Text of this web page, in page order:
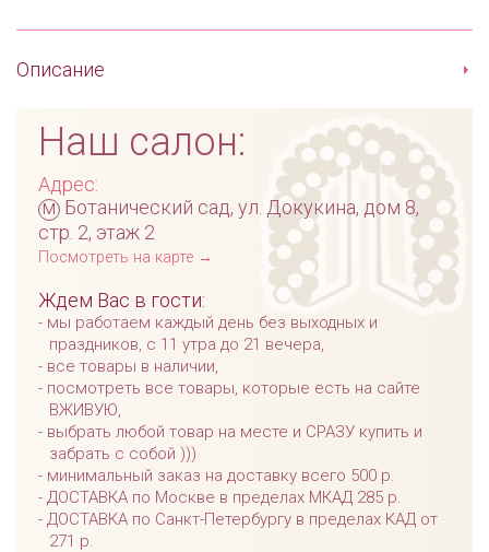
Описание
Наш салон:
Адрес:
м Ботанический сад, ул. Докукина, дом 8,
стр. 2, этаж 2
Посмотреть на карте →
Ждем Вас в гости:
мы работаем каждый день без выходных и
праздников, с 11 утра до 21 вечера,
все товары в наличии,
посмотреть все товары, которые есть на сайте
ВЖИВУЮ,
выбрать любой товар на месте и СРАЗУ купить и
забрать с собой )))
минимальный заказ на доставку всего 500 р.
ДОСТАВКА по Москве в пределах МКАД 285 р.
ДОСТАВКА по Санкт-Петербургу в пределах КАД от
271 р.